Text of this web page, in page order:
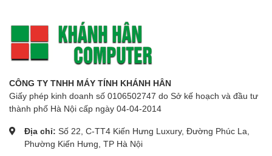
CÔNG TY TNHH MÁY TÍNH KHÁNH HÂN
Giấy phép kinh doanh số 0106502747 do Sở kế hoạch và đầu tư
thành phố Hà Nội cấp ngày 04-04-2014
Địa chỉ: Số 22, C-TT4 Kiến Hưng Luxury, Đường Phúc La,
Phường Kiến Hưng, TP Hà Nội